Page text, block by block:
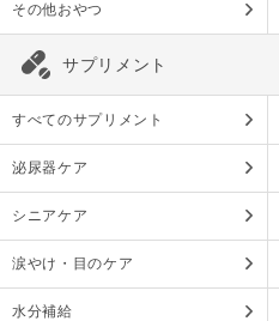
その他おやつ
サプリメント
すべてのサプリメント
泌尿器ケア
シニアケア
涙やけ・目のケア
水分補給